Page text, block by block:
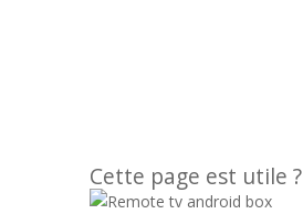
Cette page est utile ?